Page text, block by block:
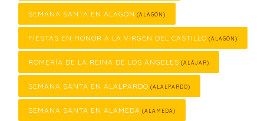
SEMANA SANTA EN ALAGÓN (ALAGÓN)
FIESTAS EN HONOR A LA VIRGEN DEL CASTILLO (ALAGÓN)
ROMERÍA DE LA REINA DE LOS ÁNGELES (ALÁJAR)
SEMANA SANTA EN ALALPARDO (ALALPARDO)
SEMANA SANTA EN ALAMEDA (ALAMEDA)